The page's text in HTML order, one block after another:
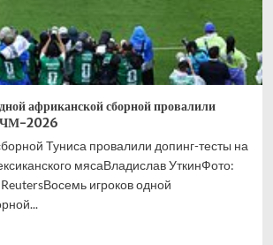
африканской сборной провалили
ЧМ-2026
Туниса провалили допинг-тесты на
мясаВладислав УткинФото:
игроков одной